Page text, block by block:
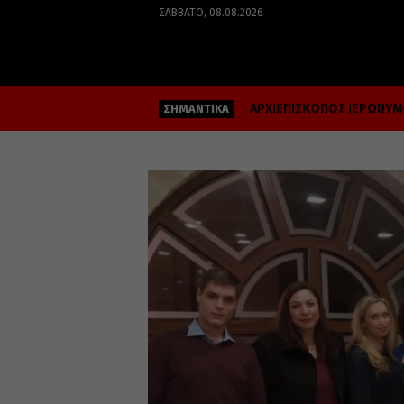
ΣΆΒΒΑΤΟ, 08.08.2026
ΣΗΜΑΝΤΙΚΑ ΑΡΧΙΕΠΙΣΚΟΠΟΣ